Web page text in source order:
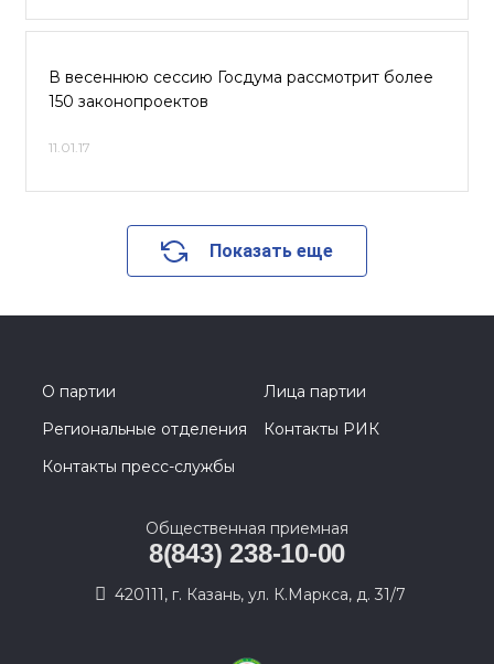
В весеннюю сессию Госдума рассмотрит более
150 законопроектов
11.01.17
Показать еще
О партии
Лица партии
Региональные отделения
Контакты РИК
Контакты пресс-службы
Общественная приемная
8(843) 238-10-00
420111, г. Казань, ул. К.Маркса, д. 31/7